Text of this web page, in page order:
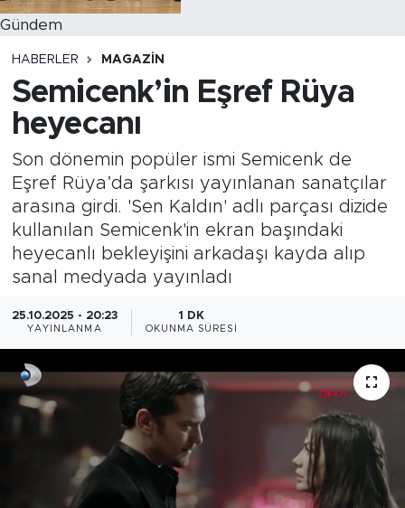
Gündem
HABERLER MAGAZIN
Semicenk’in Eşref Rüya
heyecanı
Son dönemin popüler ismi Semicenk de
Eşref Rüya’da şarkısı yayınlanan sanatçılar
arasına girdi. 'Sen Kaldın' adlı parçası dizide
kullanılan Semicenk'in ekran başındaki
heyecanlı bekleyişini arkadaşı kayda alıp
sanal medyada yayınladı
25.10.2025 - 20:23
YAYINLANMA
1 DK
OKUNMA SÜRESI
Turizm